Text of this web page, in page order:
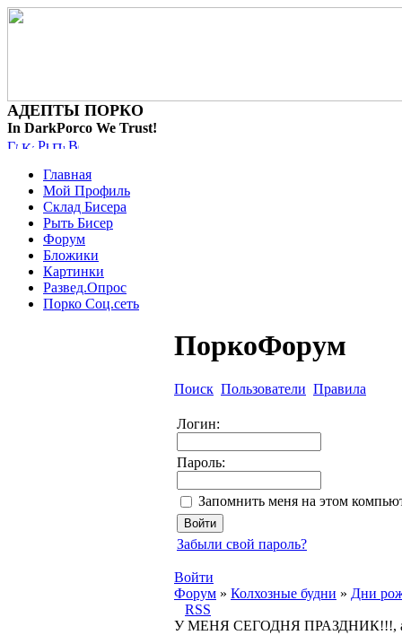
АДЕПТЫ ПОРКО
In DarkPorco We Trust!
Главная
Мой Профиль
Склад Бисера
Рыть Бисер
Форум
Бложики
Картинки
Развед.Опрос
Порко Соц.сеть
ПоркоФорум
Поиск Пользователи Правила
Логин:
Пароль:
Запомнить меня на этом
Забыли свой пароль?
Войти
Форум » Колхозные будни » Дни
RSS
У МЕНЯ СЕГОДНЯ ПРАЗДНИК!!!,